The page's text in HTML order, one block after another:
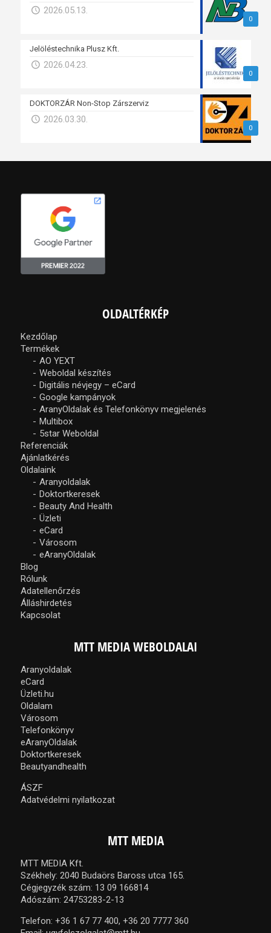
0
2026.05.13.
0
Jelöléstechnika Plusz Kft.
2026.04.23.
0
DOKTORZÁR Non-Stop Zárszerviz
2026.03.30.
OLDALTÉRKÉP
Kezdőlap
Termékek
AO YEXT
Weboldal készítés
Digitális névjegy – eCard
Google kampányok
AranyOldalak és Telefonkönyv megjelenés
Multibox
5star Weboldal
Referenciák
Ajánlatkérés
Oldalaink
Aranyoldalak
Doktortkeresek
Beauty And Health
Üzleti
eCard
Városom
eAranyOldalak
Blog
Rólunk
Adatellenőrzés
Álláshirdetés
Kapcsolat
MTT MEDIA WEBOLDALAI
Aranyoldalak
eCard
Üzleti.hu
Oldalam
Városom
Telefonkönyv
eAranyOldalak
Doktortkeresek
Beautyandhealth
ÁSZF
Adatvédelmi nyilatkozat
MTT MEDIA
MTT MEDIA Kft.
Székhely: 2040 Budaörs Baross utca 165.
Cégjegyzék szám: 13 09 166814
Adószám: 24753283-2-13
Telefon: +36 1 67 77 400, +36 20 7777 360